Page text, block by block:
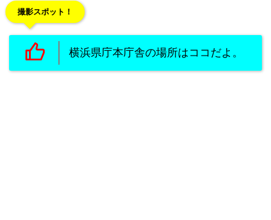
撮影スポット！
横浜県庁本庁舎の場所はココだよ。